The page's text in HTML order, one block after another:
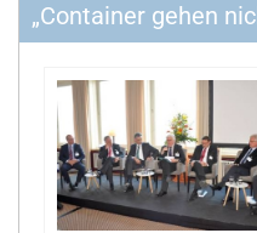
„Container gehen